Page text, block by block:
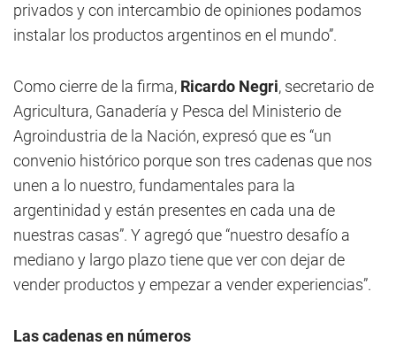
privados y con intercambio de opiniones podamos
instalar los productos argentinos en el mundo”.
Como cierre de la firma, Ricardo Negri, secretario de
Agricultura, Ganadería y Pesca del Ministerio de
Agroindustria de la Nación, expresó que es “un
convenio histórico porque son tres cadenas que nos
unen a lo nuestro, fundamentales para la
argentinidad y están presentes en cada una de
nuestras casas”. Y agregó que “nuestro desafío a
mediano y largo plazo tiene que ver con dejar de
vender productos y empezar a vender experiencias”.
Las cadenas en números